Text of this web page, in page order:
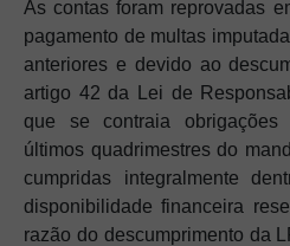
As contas foram reprovadas
pagamento de multas
anteriores e devido ao
artigo 42 da Lei de
que se contraia
últimos quadrimestres do
cumpridas integralmente
disponibilidade financeira
razão do descumprimento da